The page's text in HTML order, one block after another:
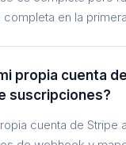
en la
propia cuenta
suscripciones?
cuenta de Stripe